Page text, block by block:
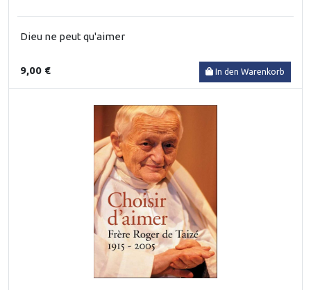
Dieu ne peut qu'aimer
9,00 € In den Warenkorb